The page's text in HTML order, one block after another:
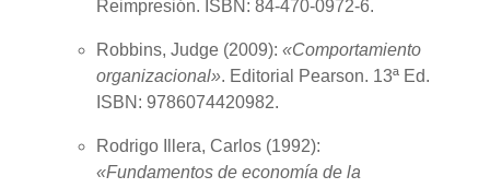
Reimpresión. ISBN: 84-470-0972-6.
Robbins, Judge (2009): «Comportamiento
organizacional». Editorial Pearson. 13ª Ed.
ISBN: 9786074420982.
Rodrigo Illera, Carlos (1992):
«Fundamentos de economía de la